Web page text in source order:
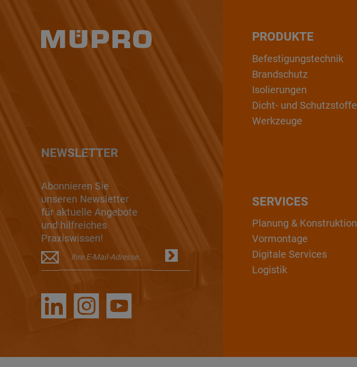
NEWSLETTER
Abonnieren Sie
unseren Newsletter
für aktuelle Angebote
und hilfreiches
Praxiswissen!
PRODUKTE
Befestigungstechnik
Brandschutz
Isolierungen
Dicht- und Schutzstoffe
Werkzeuge
SERVICES
Planung & Konstruktion
Vormontage
Digitale Services
Logistik